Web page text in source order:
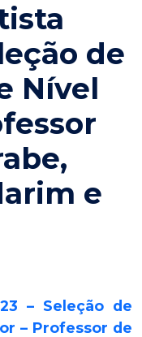
de
Nível
e
– Seleção de
– Professor de